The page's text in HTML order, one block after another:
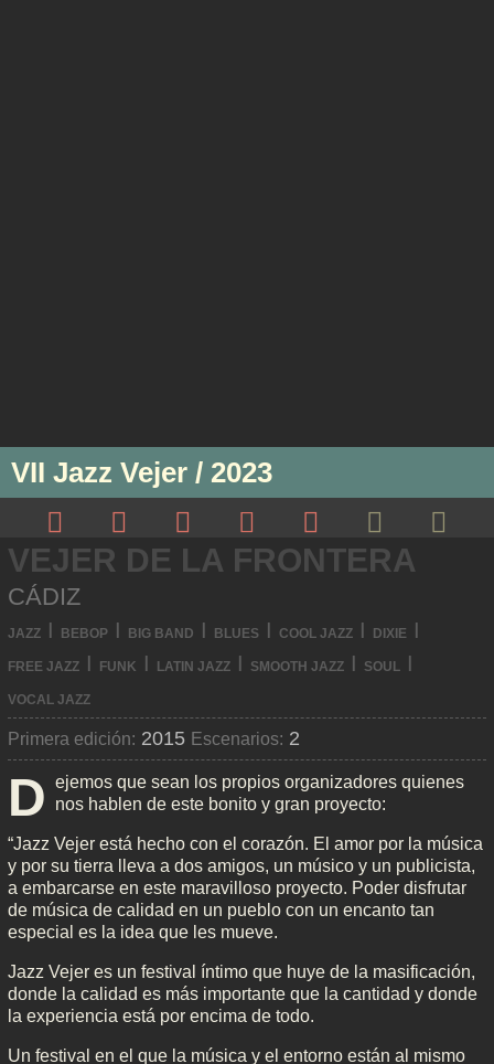
VII Jazz Vejer / 2023
VEJER DE LA FRONTERA
CÁDIZ
JAZZ I BEBOP I BIG BAND I BLUES I COOL JAZZ I DIXIE I
FREE JAZZ I FUNK I LATIN JAZZ I SMOOTH JAZZ I SOUL I
VOCAL JAZZ
Primera edición: 2015 Escenarios: 2
D ejemos que sean los propios organizadores quienes
nos hablen de este bonito y gran proyecto:
“Jazz Vejer está hecho con el corazón. El amor por la música
y por su tierra lleva a dos amigos, un músico y un publicista,
a embarcarse en este maravilloso proyecto. Poder disfrutar
de música de calidad en un pueblo con un encanto tan
especial es la idea que les mueve.
Jazz Vejer es un festival íntimo que huye de la masificación,
donde la calidad es más importante que la cantidad y donde
la experiencia está por encima de todo.
Un festival en el que la música y el entorno están al mismo